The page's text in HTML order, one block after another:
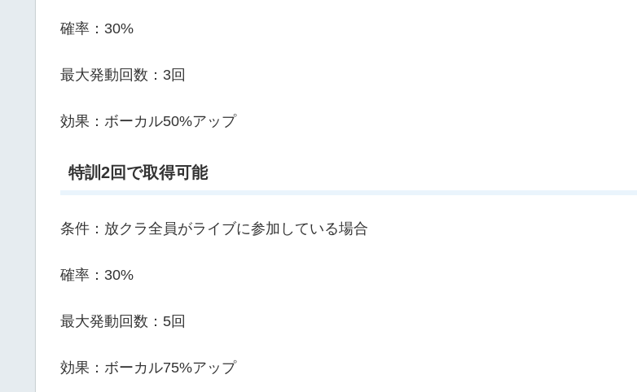
確率：30%
最大発動回数：3回
効果：ボーカル50%アップ
特訓2回で取得可能
条件：放クラ全員がライブに参加している場合
確率：30%
最大発動回数：5回
効果：ボーカル75%アップ